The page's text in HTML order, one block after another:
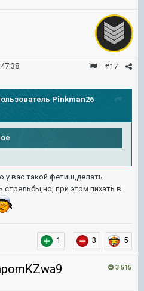
#17
Pinkman26
у вас такой фетиш,делать
при этом пихать в
1 3 5
3 515